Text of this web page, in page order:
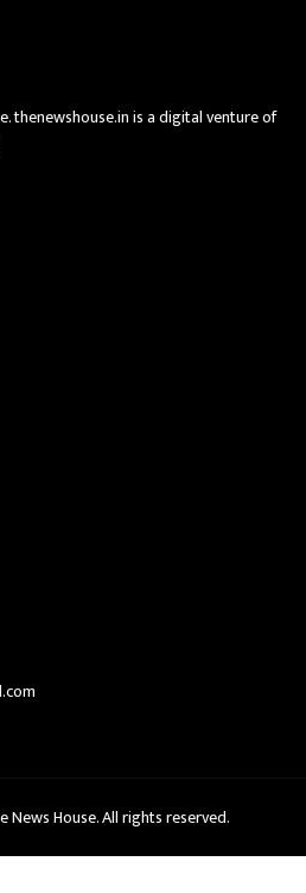
thenewshouse.in is a digital venture of
House. All rights reserved.